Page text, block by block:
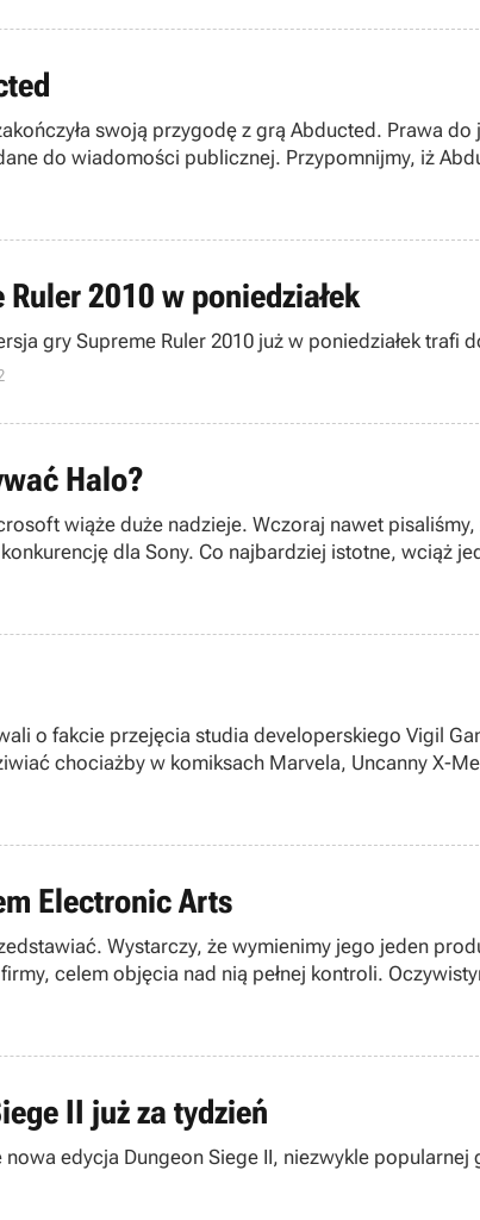
swoją przygodę z grą Abducted. Prawa
do wiadomości publicznej. Przypomnijmy, iż
2010 w poniedziałek
gry Supreme Ruler 2010 już w poniedziałek trafi
Halo?
wiąże duże nadzieje. Wczoraj nawet
dla Sony. Co najbardziej istotne, wciąż
o fakcie przejęcia studia developerskiego Vigil
chociażby w komiksach Marvela, Uncanny X-
Electronic Arts
Wystarczy, że wymienimy jego jeden
celem objęcia nad nią pełnej kontroli.
II już za tydzień
edycja Dungeon Siege II, niezwykle